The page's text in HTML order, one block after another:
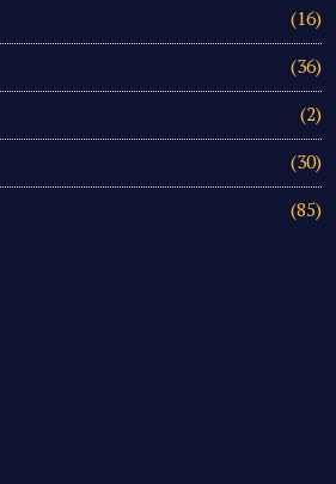
(16)
(36)
(2)
(30)
(85)